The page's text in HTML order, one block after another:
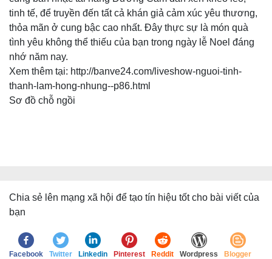
tinh tế, để truyền đến tất cả khán giả cảm xúc yêu thương,
thỏa mãn ở cung bậc cao nhất. Đây thực sự là món quà
tình yêu không thể thiếu của bạn trong ngày lễ Noel đáng
nhớ năm nay.
Xem thêm tại: http://banve24.com/liveshow-nguoi-tinh-
thanh-lam-hong-nhung--p86.html
Sơ đồ chỗ ngồi
Chia sẻ lên mạng xã hội để tạo tín hiệu tốt cho bài viết của
bạn
Facebook Twitter Linkedin Pinterest Reddit Wordpress Blogger